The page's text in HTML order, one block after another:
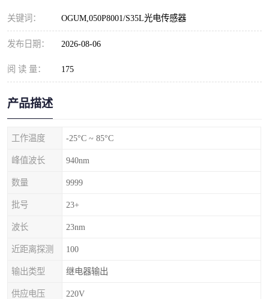
关键词： OGUM,050P8001/S35L光电传感器
发布日期： 2026-08-06
阅 读 量： 175
产品描述
工作温度 -25°C ~ 85°C
峰值波长 940nm
数量 9999
批号 23+
波长 23nm
近距离探测 100
输出类型 继电器输出
供应电压 220V